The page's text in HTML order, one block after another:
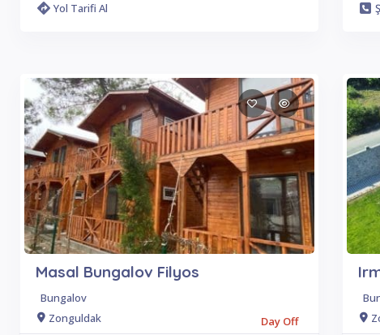
Yol Tarifi Al
Masal Bungalov Filyos
Bungalov
Zonguldak
Day Off